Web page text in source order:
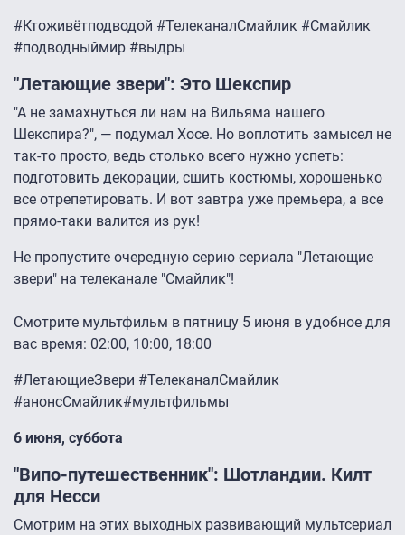
#Ктоживётподводой #ТелеканалСмайлик #Смайлик
#подводныймир #выдры
"Летающие звери": Это Шекспир
"А не замахнуться ли нам на Вильяма нашего
Шекспира?", — подумал Хосе. Но воплотить замысел не
так-то просто, ведь столько всего нужно успеть:
подготовить декорации, сшить костюмы, хорошенько
все отрепетировать. И вот завтра уже премьера, а все
прямо-таки валится из рук!
Не пропустите очередную серию сериала "Летающие
звери" на телеканале "Смайлик"!
Смотрите мультфильм в пятницу 5 июня в удобное для
вас время: 02:00, 10:00, 18:00
#ЛетающиеЗвери #ТелеканалСмайлик
#анонсСмайлик#мультфильмы
6 июня, суббота
"Випо-путешественник": Шотландии. Килт
для Несси
Смотрим на этих выходных развивающий мультсериал